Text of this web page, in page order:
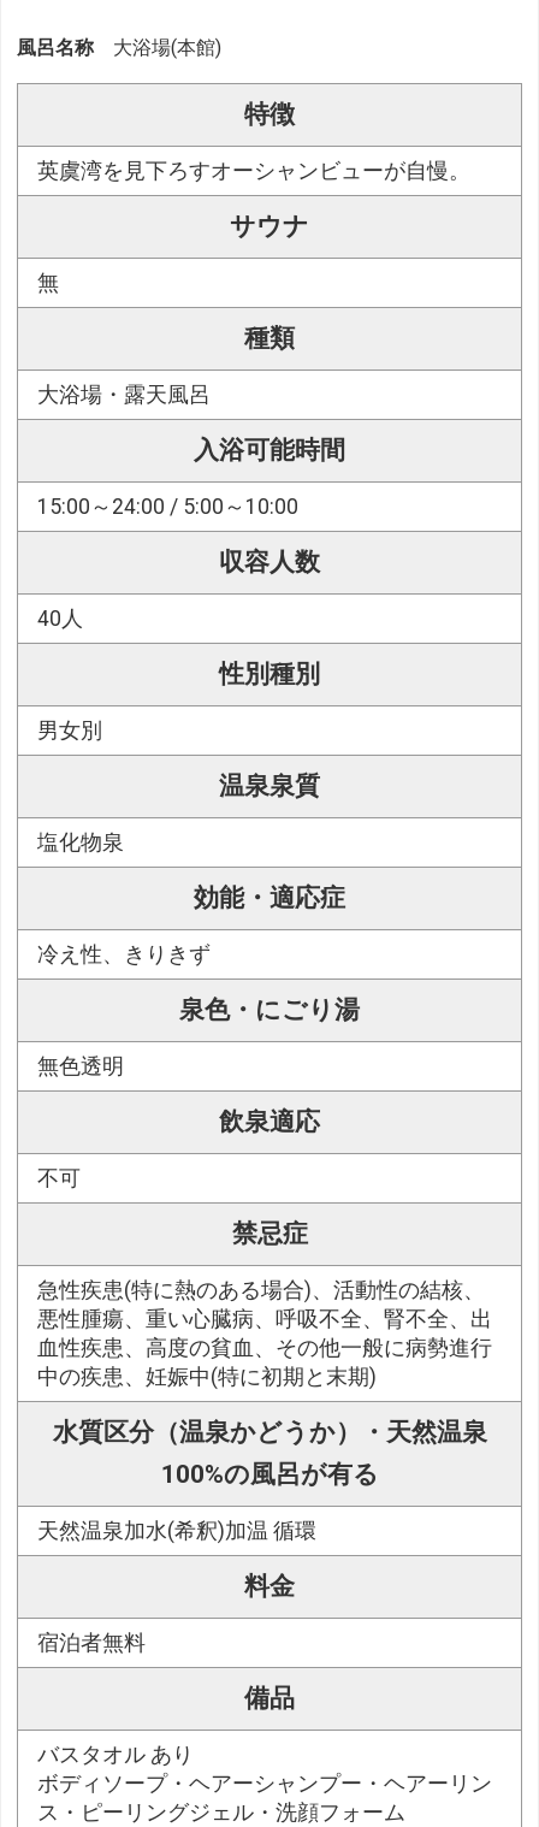
風呂名称 大浴場(本館)
特徴
英虞湾を見下ろすオーシャンビューが自慢。
サウナ
無
種類
大浴場・露天風呂
入浴可能時間
15:00～24:00 / 5:00～10:00
収容人数
40人
性別種別
男女別
温泉泉質
塩化物泉
効能・適応症
冷え性、きりきず
泉色・にごり湯
無色透明
飲泉適応
不可
禁忌症
急性疾患(特に熱のある場合)、活動性の結核、
悪性腫瘍、重い心臓病、呼吸不全、腎不全、出
血性疾患、高度の貧血、その他一般に病勢進行
中の疾患、妊娠中(特に初期と末期)
水質区分（温泉かどうか）・天然温泉
100%の風呂が有る
天然温泉加水(希釈)加温 循環
料金
宿泊者無料
備品
バスタオル あり
ボディソープ・ヘアーシャンプー・ヘアーリン
ス・ピーリングジェル・洗顔フォーム